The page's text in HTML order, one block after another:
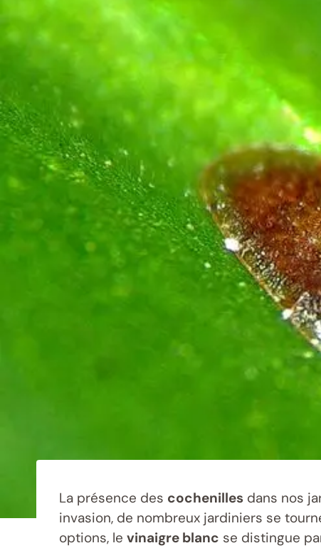
La présence des cochenilles dans nos
invasion, de nombreux jardiniers se
options, le vinaigre blanc se distingue